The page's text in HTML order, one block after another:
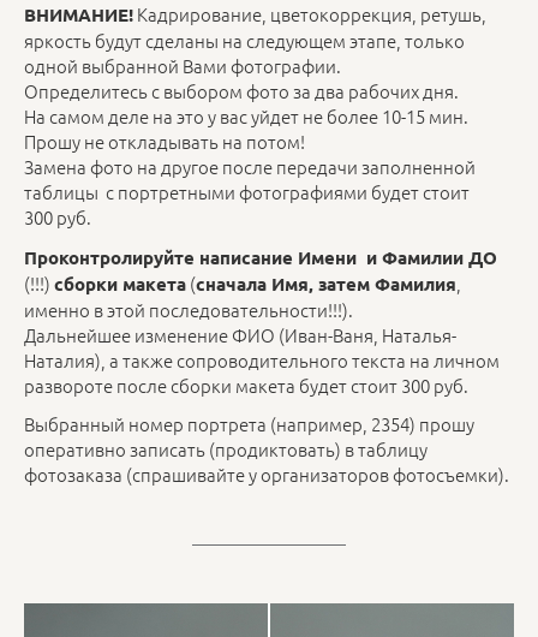
ВНИМАНИЕ! Кадрирование, цветокоррекция, ретушь,
яркость будут сделаны на следующем этапе, только
одной выбранной Вами фотографии.
Определитесь с выбором фото за два рабочих дня.
На самом деле на это у вас уйдет не более 10-15 мин.
Прошу не откладывать на потом!
Замена фото на другое после передачи заполненной
таблицы с портретными фотографиями будет стоит
300 руб.
Проконтролируйте написание Имени и Фамилии ДО
(!!!) сборки макета (сначала Имя, затем Фамилия
именно в этой последовательности!!!).
Дальнейшее изменение ФИО (Иван-Ваня, Наталья-
Наталия), а также сопроводительного текста на личном
развороте после сборки макета будет стоит 300 руб.
Выбранный номер портрета (например, 2354) прошу
оперативно записать (продиктовать) в таблицу
фотозаказа (спрашивайте у организаторов фотосъемки).